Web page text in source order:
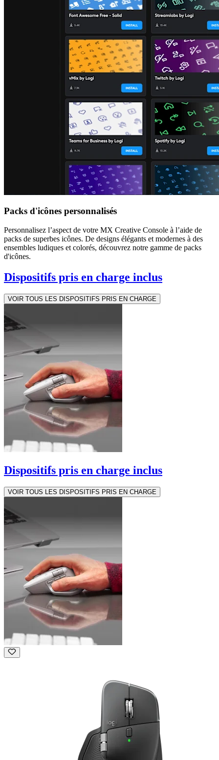
Packs d'icônes personnalisés
Personnalisez l’aspect de votre MX Creative Console à l’aide de
packs de superbes icônes. De designs élégants et modernes à des
ensembles ludiques et colorés, découvrez notre gamme de packs
d'icônes.
Dispositifs pris en charge inclus
VOIR TOUS LES DISPOSITIFS PRIS EN CHARGE
Dispositifs pris en charge inclus
VOIR TOUS LES DISPOSITIFS PRIS EN CHARGE